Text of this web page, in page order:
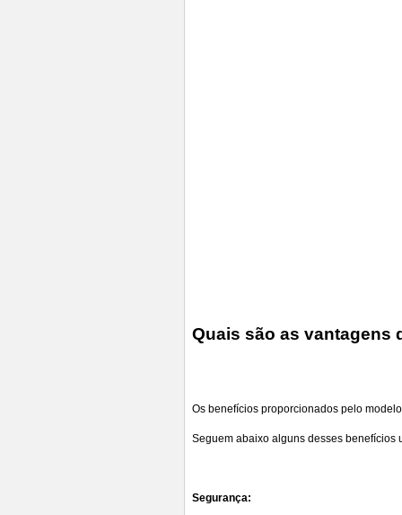
Quais são as vantagens
Os benefícios proporcionados pelo
Seguem abaixo alguns desses benefícios
Segurança: